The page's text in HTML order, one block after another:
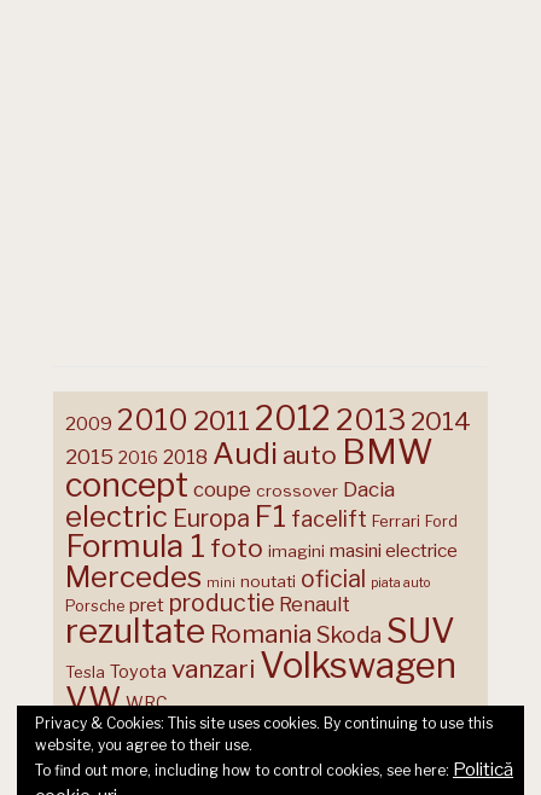
2009 2010 2011 2012 2013 2014
2015 2016 2018 Audi auto BMW
concept coupe crossover Dacia
electric Europa F1 facelift Ferrari Ford
Formula 1 foto imagini masini electrice
Mercedes mini noutati oficial piata auto
Porsche pret productie Renault
rezultate Romania Skoda SUV
Tesla Toyota vanzari Volkswagen
VW WRC
Privacy & Cookies: This site uses cookies. By continuing to use this
website, you agree to their use.
To find out more, including how to control cookies, see here: Politică